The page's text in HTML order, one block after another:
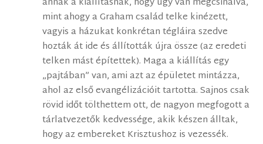
mint ahogy a Graham család telke kinézett,
vagyis a házukat konkrétan tégláira szedve
hozták át ide és állították újra össze (az eredeti
telken mást építettek). Maga a kiállítás egy
„pajtában” van, ami azt az épületet mintázza,
ahol az első evangélizációit tartotta. Sajnos csak
rövid időt tölthettem ott, de nagyon megfogott a
tárlatvezetők kedvessége, akik készen álltak,
hogy az embereket Krisztushoz is vezessék.